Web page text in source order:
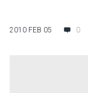
2010 FEB 05 0